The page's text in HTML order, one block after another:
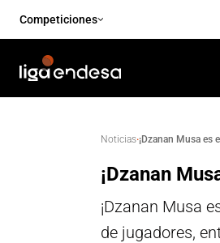
Competiciones
Noticias·¡Dzanan Musa es
¡Dzanan
¡Dzanan Musa
de jugadores,